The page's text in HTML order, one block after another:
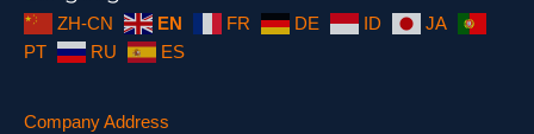
ZH-CN EN FR DE ID
JA
PT
RU ES
Company Address